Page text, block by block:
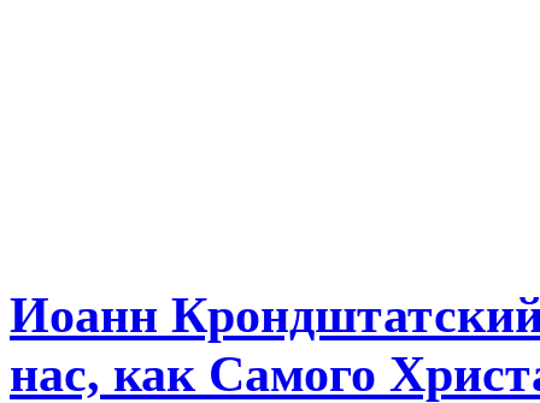
Иоанн
нас, как Самого